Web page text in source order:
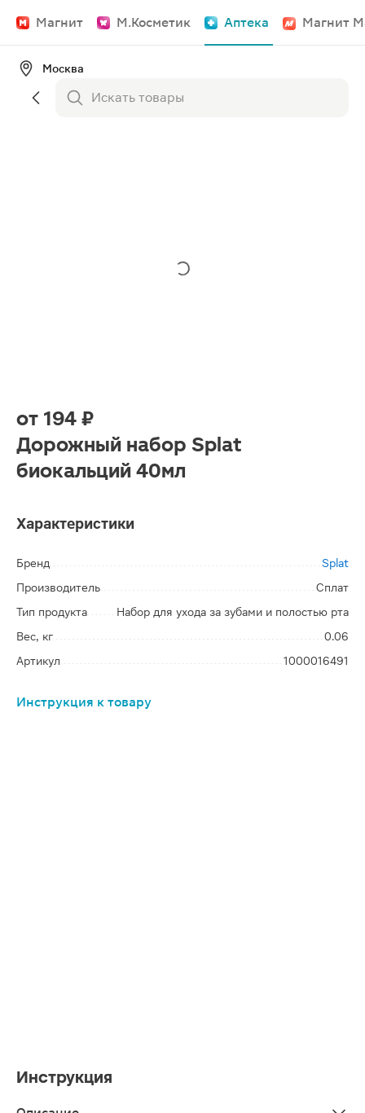
Магнит М.Косметик Аптека Магнит
Москва
от 194 ₽
Дорожный набор Splat
биокальций 40мл
Характеристики
Бренд
Splat
Производитель
Сплат
Тип продукта
Набор для ухода за зубами и полостью рта
Вес, кг
0.06
Артикул
1000016491
Инструкция к товару
Инструкция